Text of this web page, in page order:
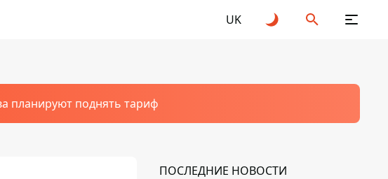
UK
планируют поднять тариф
ПОСЛЕДНИЕ НОВОСТИ